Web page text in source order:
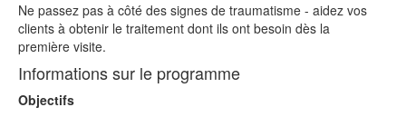
Ne passez pas à côté des signes de traumatisme - aidez vos
clients à obtenir le traitement dont ils ont besoin dès la
première visite.
Informations sur le programme
Objectifs